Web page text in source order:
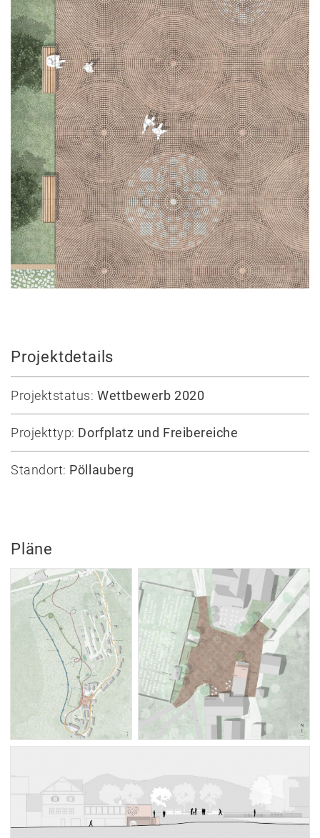
News
Projekte
Holzbau
Massivbau
Juri
Troy
Team
Vorträge
Ausstellungen
Publikationen
Auszeichnungen
Modelle
Skizzenbücher
Kontakt
Projektdetails
Projektstatus: Wettbewerb 2020
Projekttyp: Dorfplatz und Freibereiche
Standort: Pöllauberg
Pläne